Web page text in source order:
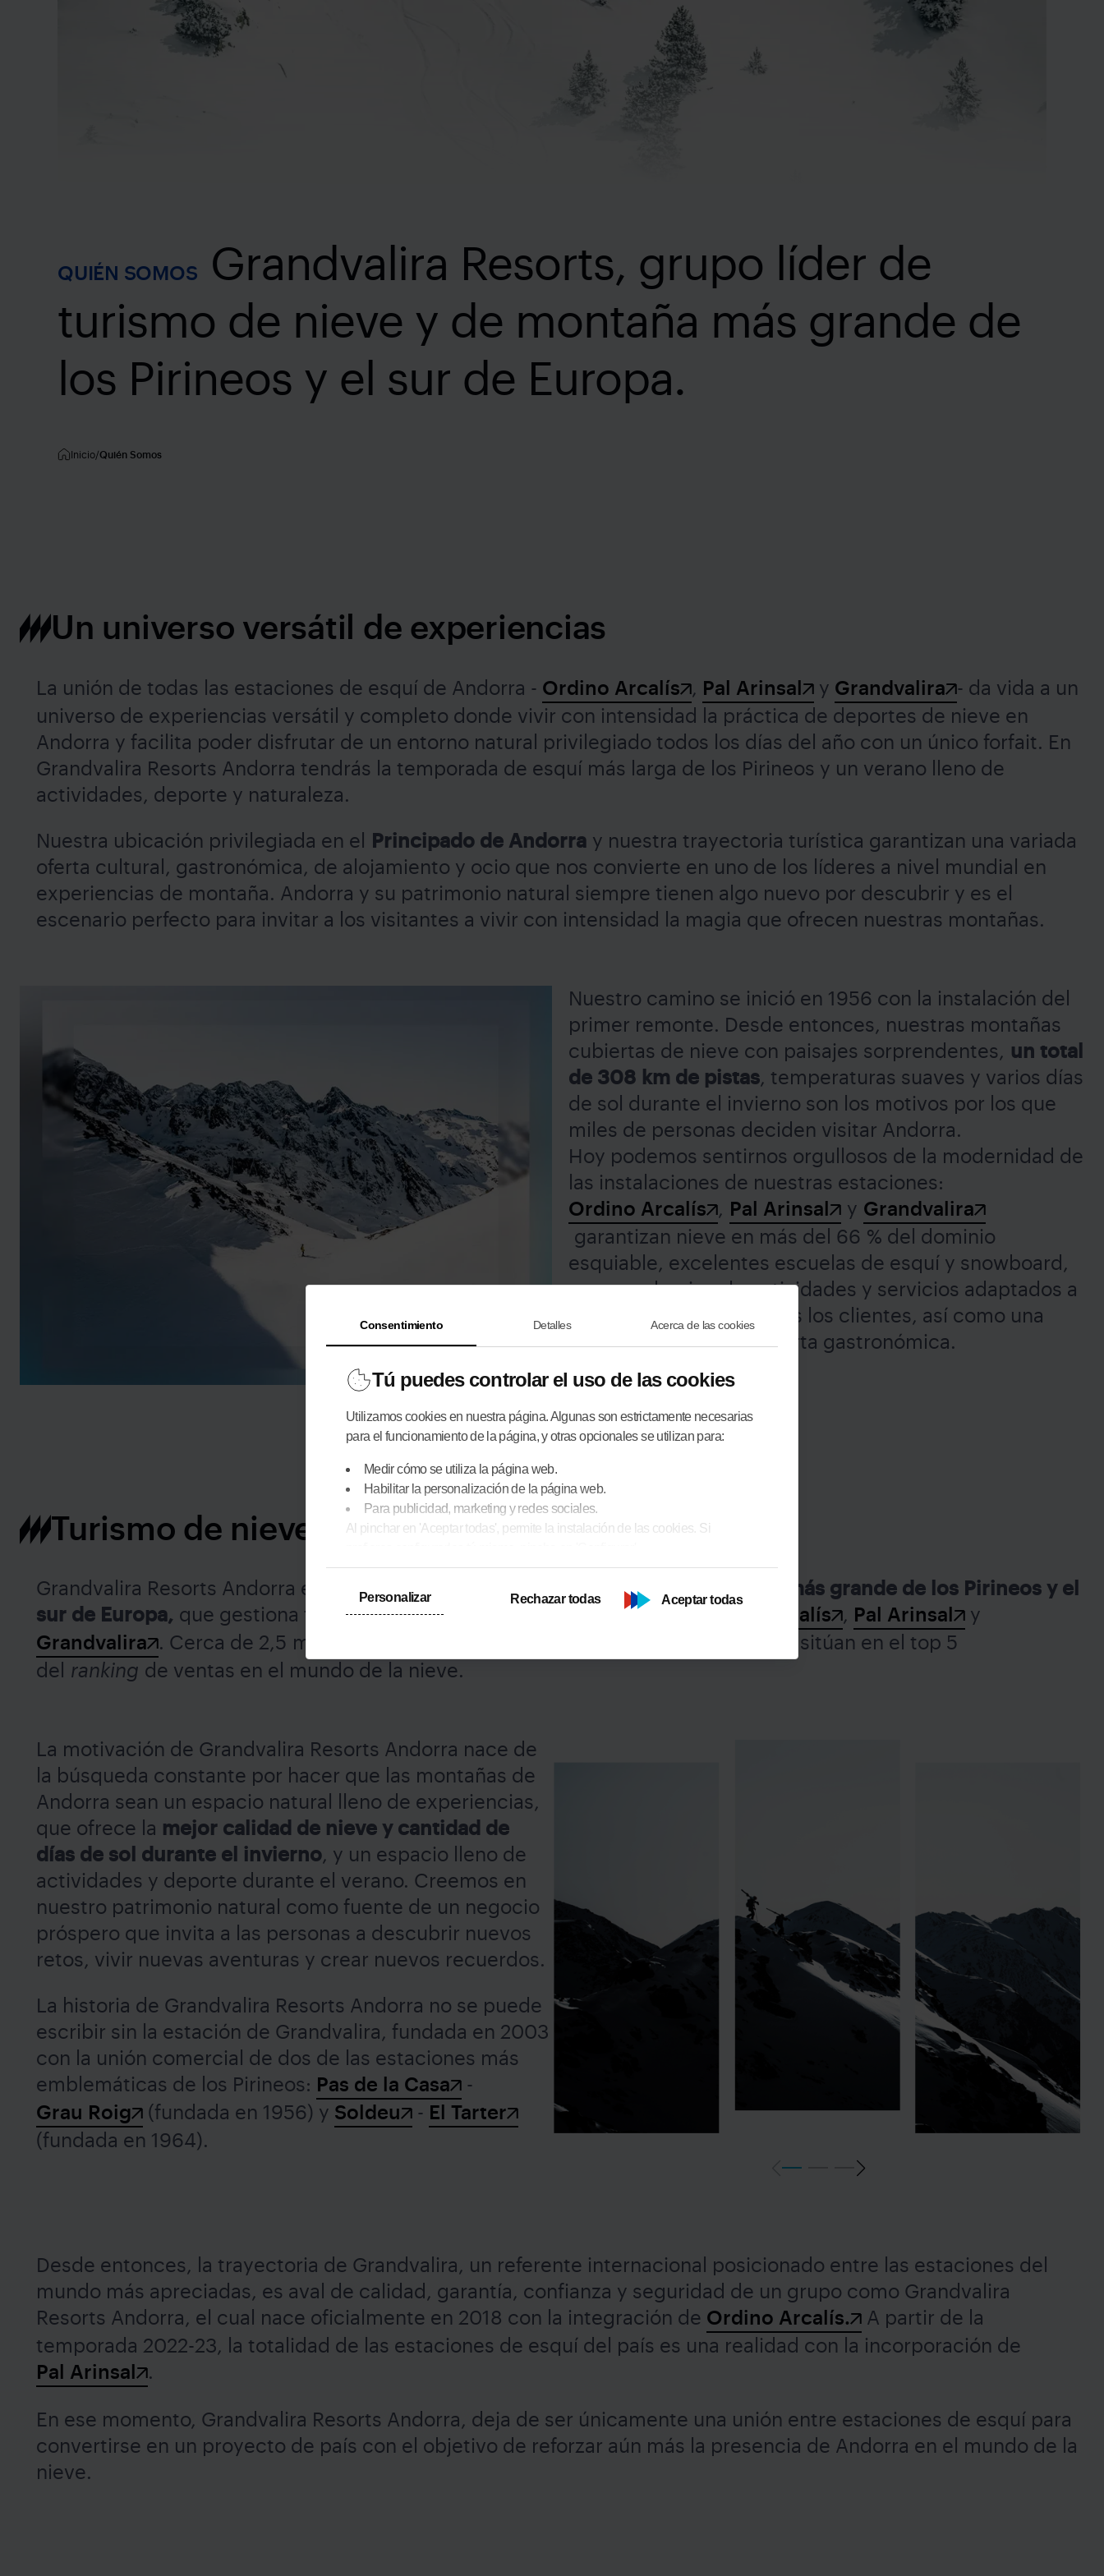
Consentimiento Detalles Acerca de las cookies
Tú puedes controlar el uso de las cookies
Utilizamos cookies en nuestra página. Algunas son estrictamente necesarias
para el funcionamiento de la página, y otras opcionales se utilizan para:
Medir cómo se utiliza la página web.
Habilitar la personalización de la página web.
Para publicidad, marketing y redes sociales.
Al pinchar en 'Aceptar todas', permite la instalación de las cookies. Si
Rechazar todas
Personalizar Aceptar todas
QUIÉN SOMOS
Grandvalira Resorts, grupo líder de
turismo de nieve y de montaña más grande de
los Pirineos y el sur de Europa.
Inicio Quién Somos
Un universo versátil de experiencias
La unión de todas las estaciones de esquí de Andorra - Ordino Arcalís , Pal Arinsal y Grandvalira
- da vida a un
universo de experiencias versátil y completo donde vivir con intensidad la práctica de deportes de nieve en
Andorra y facilita poder disfrutar de un entorno natural privilegiado todos los días del año con un único forfait. En
Grandvalira Resorts Andorra tendrás la temporada de esquí más larga de los Pirineos y un verano lleno de
actividades, deporte y naturaleza.
Nuestra ubicación privilegiada en el Principado de Andorra y nuestra trayectoria turística garantizan una variada
oferta cultural, gastronómica, de alojamiento y ocio que nos convierte en uno de los líderes a nivel mundial en
experiencias de montaña. Andorra y su patrimonio natural siempre tienen algo nuevo por descubrir y es el
escenario perfecto para invitar a los visitantes a vivir con intensidad la magia que ofrecen nuestras montañas.
Nuestro camino se inició en 1956 con la instalación del
primer remonte. Desde entonces, nuestras montañas
cubiertas de nieve con paisajes sorprendentes, un total
de 308 km de pistas, temperaturas suaves y varios días
de sol durante el invierno son los motivos por los que
miles de personas deciden visitar Andorra.
Hoy podemos sentirnos orgullosos de la modernidad de
las instalaciones de nuestras estaciones:
Ordino Arcalís
, Pal Arinsal y Grandvalira
garantizan nieve en más del 66 % del dominio
esquiable, excelentes escuelas de esquí y snowboard,
un gran abanico de actividades y servicios adaptados a
las necesidades de todos los clientes, así como una
innovadora y variada oferta gastronómica.
Turismo de nieve y de montaña
Grandvalira Resorts Andorra es el
grupo líder de turismo de nieve y de montaña más grande de los Pirineos y el
sur de Europa, que gestiona todas las estaciones de esquí de Andorra: Ordino Arcalís , Pal Arinsal
y
Grandvalira
. Cerca de 2,5 millones de días de esquí vendidos por temporada nos sitúan en el top 5
del ranking de ventas en el mundo de la nieve.
La motivación de Grandvalira Resorts Andorra nace de
la búsqueda constante por hacer que las montañas de
Andorra sean un espacio natural lleno de experiencias,
que ofrece la mejor calidad de nieve y cantidad de
días de sol durante el invierno, y un espacio lleno de
actividades y deporte durante el verano. Creemos en
nuestro patrimonio natural como fuente de un negocio
próspero que invita a las personas a descubrir nuevos
retos, vivir nuevas aventuras y crear nuevos recuerdos.
La historia de Grandvalira Resorts Andorra no se puede
escribir sin la estación de Grandvalira, fundada en 2003
con la unión comercial de dos de las estaciones más
emblemáticas de los Pirineos: Pas de la Casa
-
Grau Roig
(fundada en 1956) y Soldeu - El Tarter
(fundada en 1964).
Desde entonces, la trayectoria de Grandvalira, un referente internacional posicionado entre las estaciones del
mundo más apreciadas, es aval de calidad, garantía, confianza y seguridad de un grupo como Grandvalira
Resorts Andorra, el cual nace oficialmente en 2018 con la integración de Ordino Arcalís.
A partir de la
temporada 2022-23, la totalidad de las estaciones de esquí del país es una realidad con la incorporación de
Pal Arinsal
.
En ese momento, Grandvalira Resorts Andorra, deja de ser únicamente una unión entre estaciones de esquí para
convertirse en un proyecto de país con el objetivo de reforzar aún más la presencia de Andorra en el mundo de la
nieve.